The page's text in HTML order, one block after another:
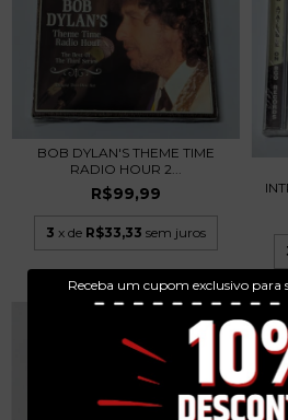
Receba um cupom exclusivo
BOB DYLAN'S THEME TIME
RADIO HOUR 2...
R$99,99
3 x de R$33,33 sem juros